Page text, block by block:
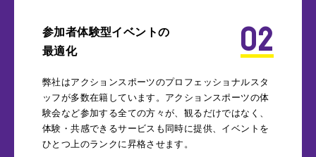
02
参加者体験型イベントの
最適化
弊社はアクションスポーツのプロフェッショナルスタ
ッフが多数在籍しています。アクションスポーツの体
験会など参加する全ての方々が、観るだけではなく、
体験・共感できるサービスも同時に提供、イベントを
ひとつ上のランクに昇格させます。